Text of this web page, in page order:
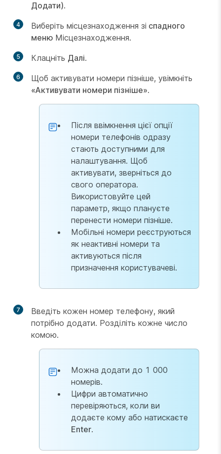
Додати).
4 Виберіть місцезнаходження зі спадного
меню Місцезнаходження.
5 Клацніть Далі.
6
Щоб активувати номери пізніше, увімкніть
«Активувати номери пізніше».
Після ввімкнення цієї опції
номери телефонів одразу
стають доступними для
налаштування. Щоб
активувати, зверніться до
свого оператора.
Використовуйте цей
параметр, якщо плануєте
перенести номери пізніше.
Мобільні номери реєструються
як неактивні номери та
активуються після
призначення користувачеві.
7
Введіть кожен номер телефону, який
потрібно додати. Розділіть кожне число
комою.
Можна додати до 1 000
номерів.
Цифри автоматично
перевіряються, коли ви
додаєте кому або натискаєте
Enter.